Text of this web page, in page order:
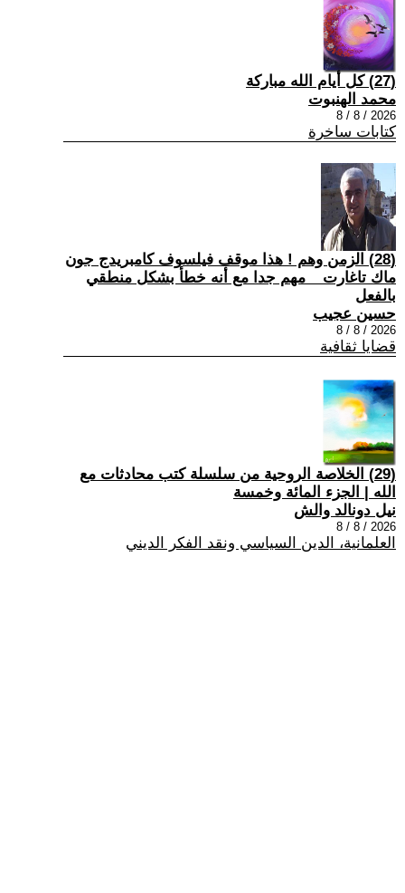
(27) كل أيام الله مباركة
محمد الهنبوت
2026 / 8 / 8
كتابات ساخرة
(28) الزمن وهم ! هذا موقف فيلسوف كامبريدج جون
ماك تاغارت _ مهم جدا مع أنه خطأ بشكل منطقي
بالفعل
حسين عجيب
2026 / 8 / 8
قضايا ثقافية
(29) الخلاصة الروحية من سلسلة كتب محادثات مع
الله | الجزء المائة وخمسة
نيل دونالد والش
2026 / 8 / 8
العلمانية، الدين السياسي ونقد الفكر الديني